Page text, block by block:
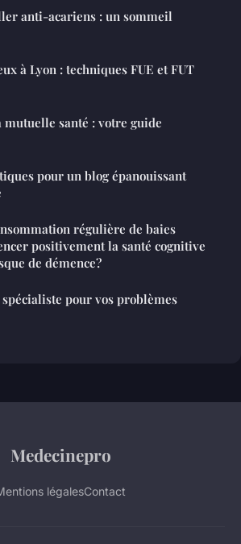
anti-acariens : un sommeil
à Lyon : techniques FUE et FUT
santé : votre guide
pour un blog épanouissant
régulière de baies
positivement la santé cognitive
de démence?
pour vos problèmes
Medecinepro
légalesContact